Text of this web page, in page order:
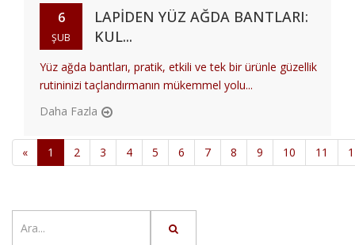
6
ŞUB
LAPIDEN YÜZ AĞDA BANTLARI:
KUL...
Yüz ağda bantları, pratik, etkili ve tek bir ürünle güzellik
rutininizi taçlandırmanın mükemmel yolu...
Daha Fazla
« 1 2 3 4 5 6 7 8 9 10 11